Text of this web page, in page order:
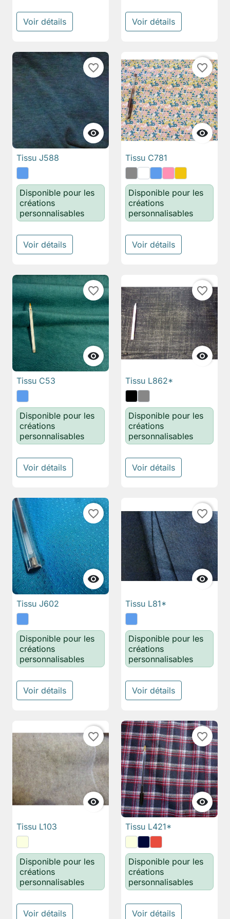
Voir détails Voir détails

favorite_border
Tissu J588
Disponible pour les
créations
personnalisables
Voir détails

favorite_border
Tissu C781
Disponible pour les
créations
personnalisables
Voir détails

favorite_border
Tissu C53
Disponible pour les
créations
personnalisables
Voir détails

favorite_border
Tissu L862*
Disponible pour les
créations
personnalisables
Voir détails

favorite_border
Tissu J602
Disponible pour les
créations
personnalisables
Voir détails

favorite_border
Tissu L81*
Disponible pour les
créations
personnalisables
Voir détails

favorite_border
Tissu L103
Disponible pour les
créations
personnalisables
Voir détails

favorite_border
Tissu L421*
Disponible pour les
créations
personnalisables
Voir détails